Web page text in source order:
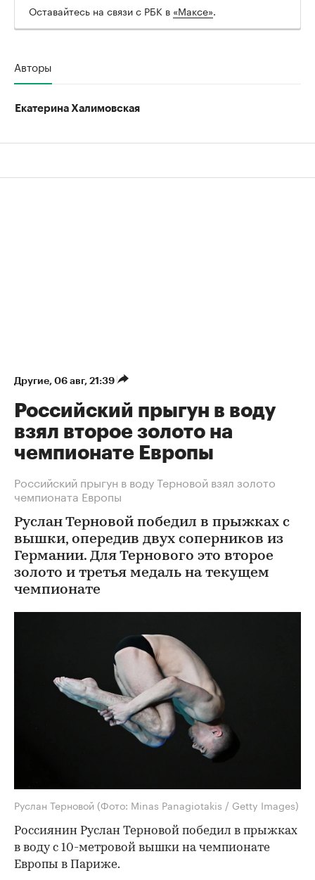
Оставайтесь на связи с РБК в «Максе».
Авторы
Екатерина Халимовская
Другие⁠, 06 авг, 21:39
Российский прыгун в воду
взял второе золото на
чемпионате Европы
Российский прыгун в воду Терновой взял золото
чемпионата Европы
Руслан Терновой победил в прыжках с
вышки, опередив двух соперников из
Германии. Для Тернового это второе
золото и третья медаль на текущем
чемпионате
Руслан Терновой (Фото: Minas Panagiotakis / Getty Images)
Россиянин Руслан Терновой победил в прыжках
в воду с 10-метровой вышки на чемпионате
Европы в Париже.